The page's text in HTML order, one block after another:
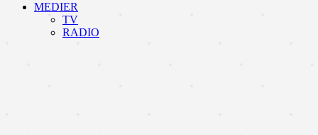
MEDIER
TV
RADIO